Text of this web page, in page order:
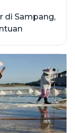
di Sampang,